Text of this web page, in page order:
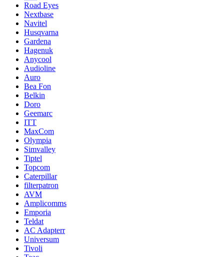
Road Eyes
Nextbase
Navitel
Husqvarna
Gardena
Hagenuk
Anycool
Audioline
Auro
Bea Fon
Belkin
Doro
Geemarc
ITT
MaxCom
Olympia
Simvalley
Tiptel
Topcom
Caterpillar
filterpatron
AVM
Amplicomms
Emporia
Teldat
AC Adapterr
Universum
Tivoli